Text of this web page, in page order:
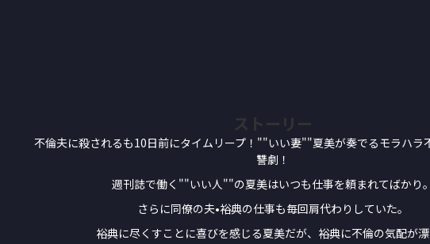
ストーリー
不倫夫に殺されるも10日前にタイムリープ！""いい妻""夏美が奏でるモラハラ
讐劇！
週刊誌で働く""いい人""の夏美はいつも仕事を頼まれてばかり。
さらに同僚の夫•裕典の仕事も毎回肩代わりしていた。
裕典に尽くすことに喜びを感じる夏美だが、裕典に不倫の気配が漂